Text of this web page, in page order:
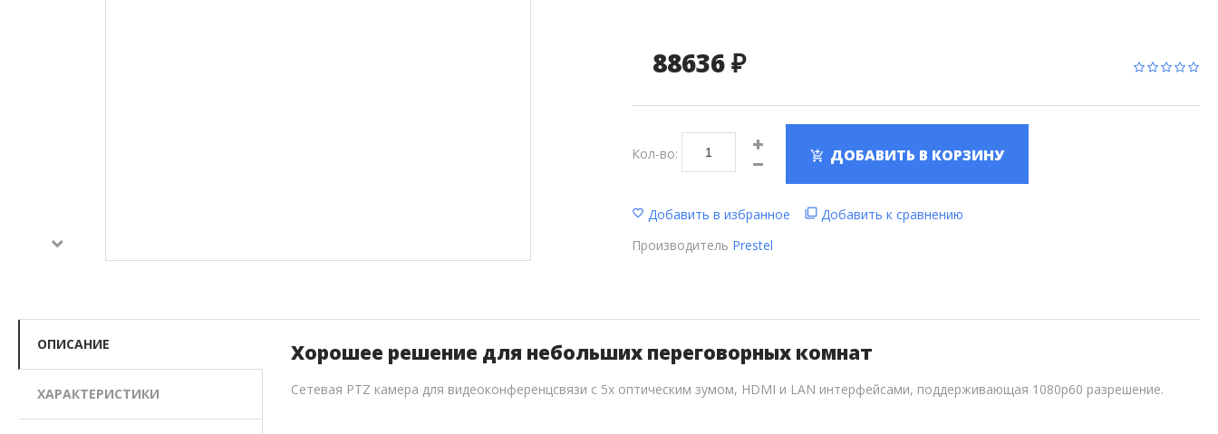
88636 ₽
Кол-во: ДОБАВИТЬ В КОРЗИНУ
Добавить в избранное
Добавить к сравнению
Производитель Prestel
ОПИСАНИЕ
ХАРАКТЕРИСТИКИ
Хорошее решение для небольших переговорных комнат
Сетевая PTZ камера для видеоконференцсвязи с 5х оптическим зумом, HDMI и LAN интерфейсами, поддерживающая 1080p60 разрешение.